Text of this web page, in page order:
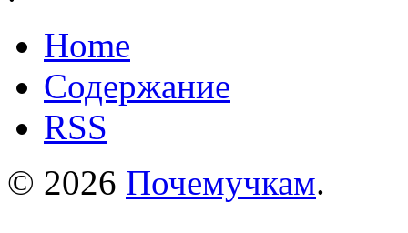
Home
Содержание
RSS
© 2026 Почемучкам.